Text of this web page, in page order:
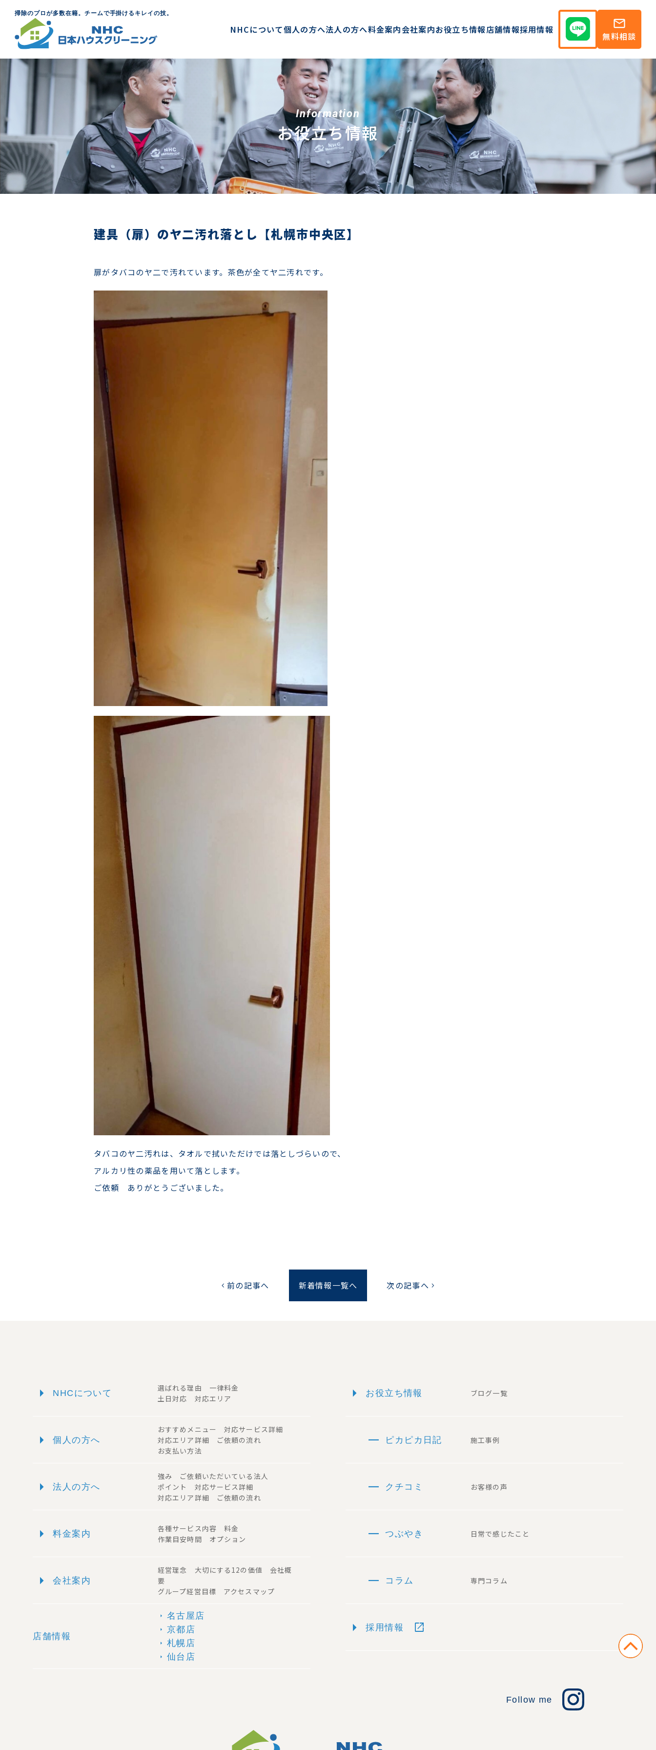
掃除のプロが多数在籍。チームで手掛けるキレイの技。
NHCについて個人の方へ法人の方へ料金案内会社案内お役立ち情報店舗情報採用情報 mail
無料相談
Information
お役立ち情報
建具（扉）のヤ二汚れ落とし【札幌市中央区】
扉がタバコのヤ二で汚れています。茶色が全てヤ二汚れです。
タバコのヤ二汚れは、タオルで拭いただけでは落としづらいので、
アルカリ性の薬品を用いて落とします。
ご依頼 ありがとうございました。
chevron_left前の記事へ 新着情報一覧へ 次の記事へ chevron_right
arrow_right NHCについて
選ばれる理由 一律料金
土日対応 対応エリア
arrow_right 個人の方へ
おすすめメニュー 対応サービス詳細
対応エリア詳細 ご依頼の流れ
お支払い方法
arrow_right 法人の方へ
強み ご依頼いただいている法人
ポイント 対応サービス詳細
対応エリア詳細 ご依頼の流れ
arrow_right 料金案内
各種サービス内容 料金
作業目安時間 オプション
arrow_right 会社案内
経営理念 大切にする12の価値 会社概
要
グループ経営目標 アクセスマップ
店舗情報
arrow_right 名古屋店
arrow_right 京都店
arrow_right 札幌店
arrow_right 仙台店
arrow_right お役立ち情報 ブログ一覧
remove ピカピカ日記 施工事例
remove クチコミ お客様の声
remove つぶやき 日常で感じたこと
remove コラム 専門コラム
arrow_right 採用情報 open_in_new
Follow me